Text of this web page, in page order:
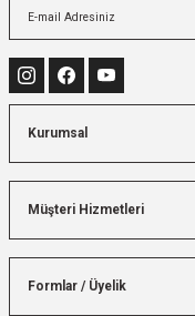
Kurumsal
Müşteri Hizmetleri
Formlar / Üyelik